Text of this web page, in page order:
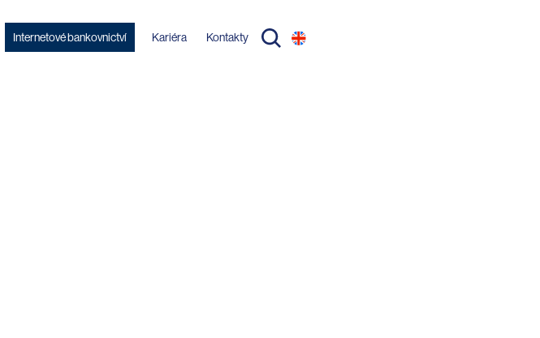
Internetové bankovnictví Kariéra Kontakty